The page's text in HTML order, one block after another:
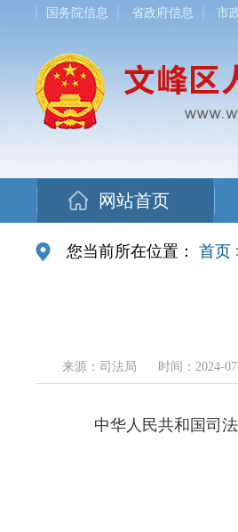
国务院信息 省政府信息 市
网站首页
您当前所在位置： 首页
来源：司法局 时间：2024-
中华人民共和国司法